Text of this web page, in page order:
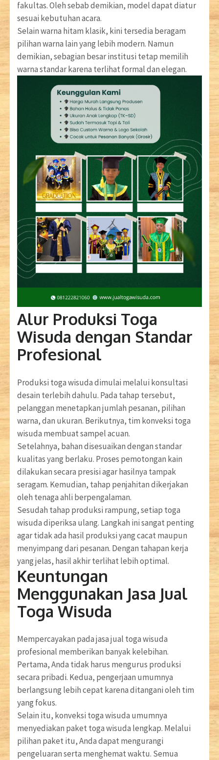
fakultas. Oleh sebab demikian, model dapat diatur
sesuai kebutuhan acara.
Selain warna hitam klasik, kini tersedia beragam
pilihan warna lain yang lebih modern. Namun
demikian, sebagian besar institusi tetap memilih
warna standar karena terlihat formal dan elegan.
Alur Produksi Toga
Wisuda dengan Standar
Profesional
Produksi toga wisuda dimulai melalui konsultasi
desain terlebih dahulu. Pada tahap tersebut,
pelanggan menetapkan jumlah pesanan, pilihan
warna, dan ukuran. Berikutnya, tim konveksi toga
wisuda membuat sampel acuan.
Setelahnya, bahan disesuaikan dengan standar
kualitas yang berlaku. Proses pemotongan kain
dilakukan secara presisi agar hasilnya tampak
seragam. Kemudian, tahap penjahitan dikerjakan
oleh tenaga ahli berpengalaman.
Sesudah tahap produksi rampung, setiap toga
wisuda diperiksa ulang. Langkah ini sangat penting
agar tidak ada hasil produksi yang cacat maupun
menyimpang dari pesanan. Dengan tahapan kerja
yang jelas, hasil akhir terlihat lebih optimal.
Keuntungan
Menggunakan Jasa Jual
Toga Wisuda
Mempercayakan pada jasa jual toga wisuda
profesional memberikan banyak kelebihan.
Pertama, Anda tidak harus mengurus produksi
secara pribadi. Kedua, pengerjaan umumnya
berlangsung lebih cepat karena ditangani oleh tim
yang fokus.
Selain itu, konveksi toga wisuda umumnya
menyediakan paket toga wisuda lengkap. Melalui
pilihan paket itu, Anda dapat mengurangi
pengeluaran serta menghemat waktu. Semua